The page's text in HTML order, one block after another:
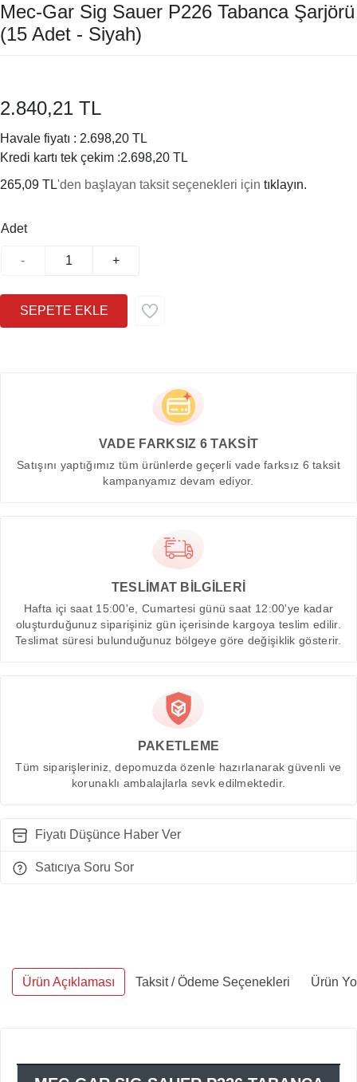
Mec-Gar Sig Sauer P226 Tabanca Şarjörü
(15 Adet - Siyah)
2.840,21 TL
Havale fiyatı : 2.698,20 TL
Kredi kartı tek çekim :2.698,20 TL
265,09 TL'den başlayan taksit seçenekleri için tıklayın.
Adet
- +
VADE FARKSIZ 6 TAKSİT
Satışını yaptığımız tüm ürünlerde geçerli vade farksız 6 taksit
kampanyamız devam ediyor.
TESLİMAT BİLGİLERİ
Hafta içi saat 15:00'e, Cumartesi günü saat 12:00'ye kadar
oluşturduğunuz siparişiniz gün içerisinde kargoya teslim edilir.
Teslimat süresi bulunduğunuz bölgeye göre değişiklik gösterir.
PAKETLEME
Tüm siparişleriniz, depomuzda özenle hazırlanarak güvenli ve
korunaklı ambalajlarla sevk edilmektedir.
Fiyatı Düşünce Haber Ver
Satıcıya Soru Sor
Ürün Açıklaması Taksit / Ödeme Seçenekleri Ürün